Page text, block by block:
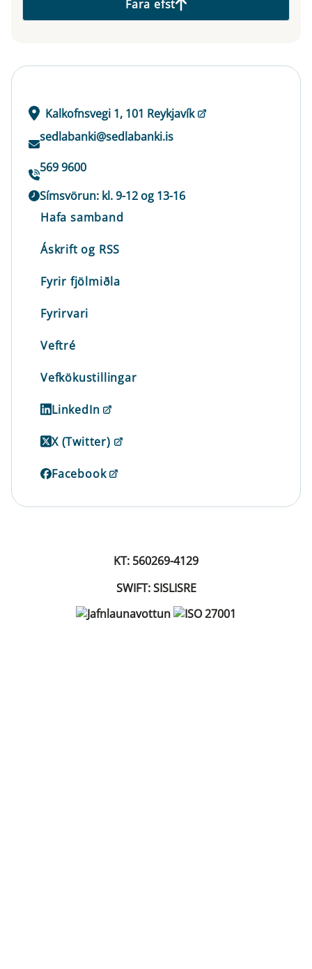
Fara efst
Kalkofnsvegi 1, 101 Reykjavík
sedlabanki@sedlabanki.is
569 9600
Símsvörun: kl. 9-12 og 13-16
Hafa samband
Áskrift og RSS
Fyrir fjölmiðla
Fyrirvari
Veftré
Vefkökustillingar
LinkedIn
X (Twitter)
Facebook
KT: 560269-4129
SWIFT: SISLISRE